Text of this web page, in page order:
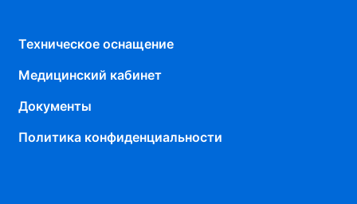
Техническое оснащение
Медицинский кабинет
Документы
Политика конфиденциальности